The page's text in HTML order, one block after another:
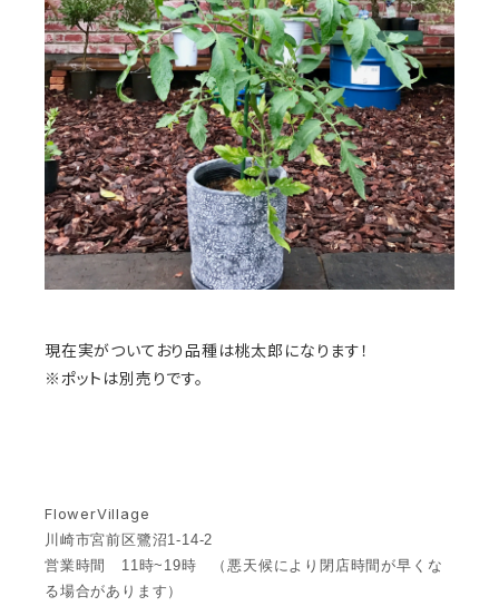
現在実がついており品種は桃太郎になります！
※ポットは別売りです。
FlowerVillage
川崎市宮前区鷺沼1-14-2
営業時間 11時~19時 （悪天候により閉店時間が早くな
る場合があります）